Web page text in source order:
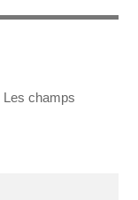
Les champs